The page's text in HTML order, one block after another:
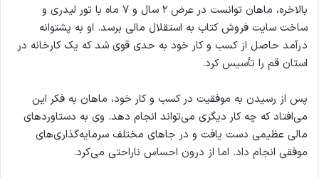
بالاخره، ماهان توانست در عرض ۲ سال و ۷ ماه با تور لیدری و
ساخت سایت فروش کتاب به استقلال مالی برسد. او به پشتوانه
درآمد حاصل از کسب و کار خود به حدی قوی شد که یک کارخانه در
استان قم را تأسیس کرد.
پس از رسیدن به موفقیت در کسب و کار خود، ماهان به فکر این
می‌افتاد که چه کار دیگری می‌تواند انجام دهد. وی به دستاوردهای
مالی عظیمی دست یافت و در جاهای مختلف سرمایه‌گذاری‌های
موفقی انجام داد. اما از درون احساس ناراحتی می‌کرد.